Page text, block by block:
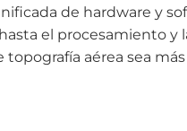
de hardware y
el procesamiento y
aérea sea